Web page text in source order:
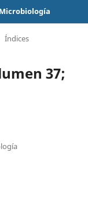
Índices
37;